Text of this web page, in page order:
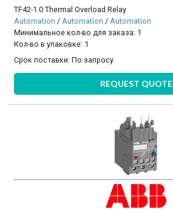
TF42-1.0 Thermal Overload Relay
Automation /Automation /Automation
Минимальное кол-во для заказа: 1
Кол-во в упаковке: 1
Срок поставки:По запросу
REQUEST QUOTE